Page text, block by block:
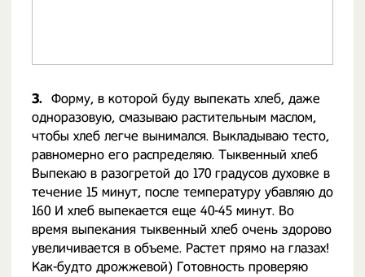
3. Форму, в которой буду выпекать хлеб, даже
одноразовую, смазываю растительным маслом,
чтобы хлеб легче вынимался. Выкладываю тесто,
равномерно его распределяю. Тыквенный хлеб
Выпекаю в разогретой до 170 градусов духовке в
течение 15 минут, после температуру убавляю до
160 И хлеб выпекается еще 40-45 минут. Во
время выпекания тыквенный хлеб очень здорово
увеличивается в объеме. Растет прямо на глазах!
Как-будто дрожжевой) Готовность проверяю